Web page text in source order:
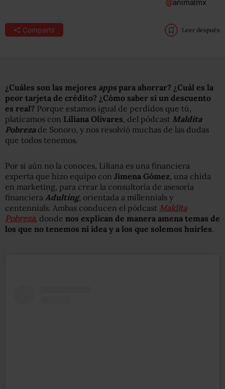
@animalmx
Compartir Leer después
¿Cuáles son las mejores appspara ahorrar? ¿Cuál es la
peor tarjeta de crédito? ¿Cómo saber si un descuento
es real? Porque estamos igual de perdidos que tú,
platicamos con Liliana Olivares, del pódcast Maldita
Pobrezade Sonoro, y nos resolvió muchas de las dudas
que todos tenemos.
Por si aún no la conoces, Liliana es una financiera
experta que hizo equipo con Jimena Gómez, una chida
en marketing, para crear la consultoría de asesoría
financiera Adulting, orientada a millennials y
centennials. Ambas conducen el pódcast Maldita
Pobreza, donde nos explican de manera amena temas de
los que no tenemos ni idea y a los que solemos huirles.